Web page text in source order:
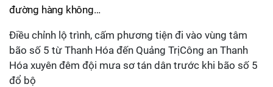
đường hàng không…
Điều chỉnh lộ trình, cấm phương tiện đi vào vùng tâm
bão số 5 từ Thanh Hóa đến Quảng TrịCông an Thanh
Hóa xuyên đêm đội mưa sơ tán dân trước khi bão số 5
đổ bộ